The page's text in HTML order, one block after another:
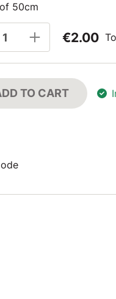
50cm
€2.00
TO CART